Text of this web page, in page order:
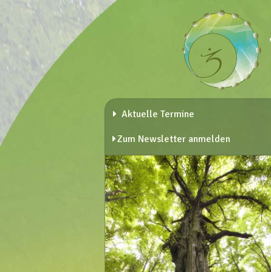
Aktuelle Termine
Zum Newsletter anmelden